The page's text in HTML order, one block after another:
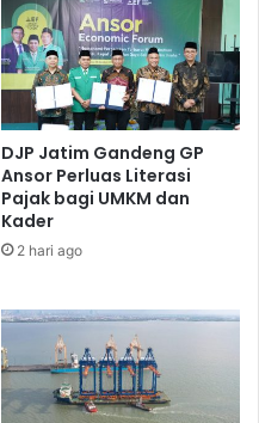
DJP Jatim Gandeng GP
Ansor Perluas Literasi
Pajak bagi UMKM dan
Kader
2 hari ago